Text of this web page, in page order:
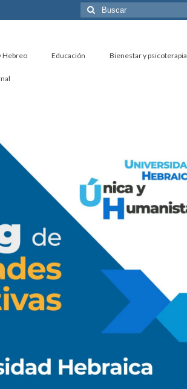
Buscar
por:
Hebreo Educación Bienestar y psicoterapia